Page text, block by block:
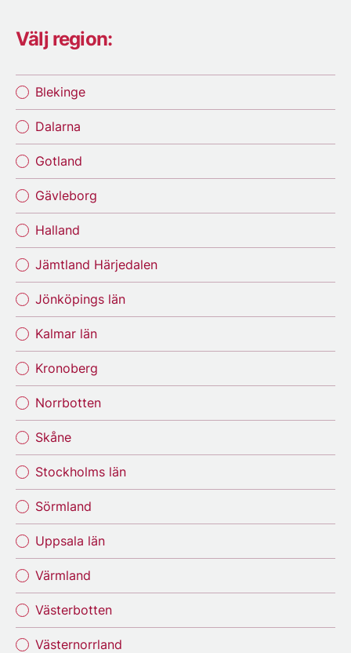
Välj region:
Blekinge
Dalarna
Gotland
Gävleborg
Halland
Jämtland Härjedalen
Jönköpings län
Kalmar län
Kronoberg
Norrbotten
Skåne
Stockholms län
Sörmland
Uppsala län
Värmland
Västerbotten
Västernorrland